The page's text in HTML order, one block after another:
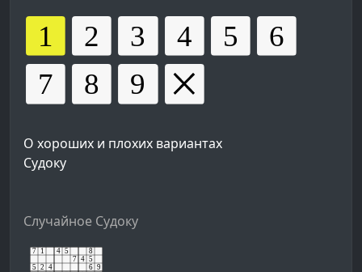
О хороших и плохих вариантах
Судоку
Случайное Судоку